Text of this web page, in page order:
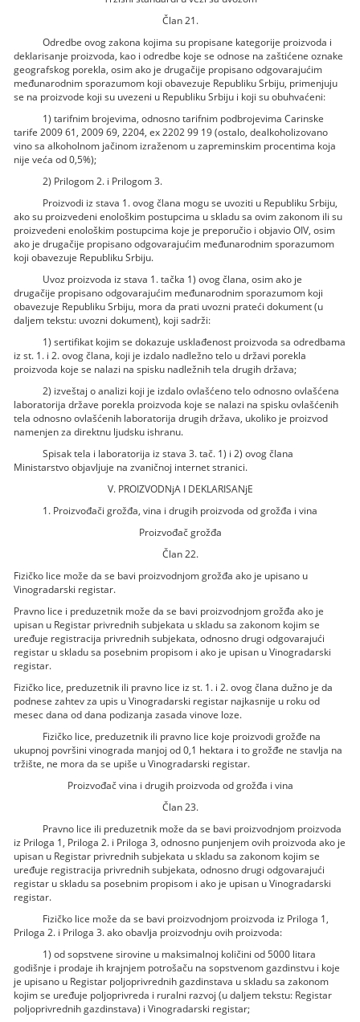
Član 21.
Odredbe ovog zakona kojima su propisane kategorije proizvoda i
deklarisanje proizvoda, kao i odredbe koje se odnose na zaštićene oznake
geografskog porekla, osim ako je drugačije propisano odgovarajućim
međunarodnim sporazumom koji obavezuje Republiku Srbiju, primenjuju
se na proizvode koji su uvezeni u Republiku Srbiju i koji su obuhvaćeni:
1) tarifnim brojevima, odnosno tarifnim podbrojevima Carinske
tarife 2009 61, 2009 69, 2204, ex 2202 99 19 (ostalo, dealkoholizovano
vino sa alkoholnom jačinom izraženom u zapreminskim procentima koja
nije veća od 0,5%);
2) Prilogom 2. i Prilogom 3.
Proizvodi iz stava 1. ovog člana mogu se uvoziti u Republiku Srbiju,
ako su proizvedeni enološkim postupcima u skladu sa ovim zakonom ili su
proizvedeni enološkim postupcima koje je preporučio i objavio OIV, osim
ako je drugačije propisano odgovarajućim međunarodnim sporazumom
koji obavezuje Republiku Srbiju.
Uvoz proizvoda iz stava 1. tačka 1) ovog člana, osim ako je
drugačije propisano odgovarajućim međunarodnim sporazumom koji
obavezuje Republiku Srbiju, mora da prati uvozni prateći dokument (u
daljem tekstu: uvozni dokument), koji sadrži:
1) sertifikat kojim se dokazuje usklađenost proizvoda sa odredbama
iz st. 1. i 2. ovog člana, koji je izdalo nadležno telo u državi porekla
proizvoda koje se nalazi na spisku nadležnih tela drugih država;
2) izveštaj o analizi koji je izdalo ovlašćeno telo odnosno ovlašćena
laboratorija države porekla proizvoda koje se nalazi na spisku ovlašćenih
tela odnosno ovlašćenih laboratorija drugih država, ukoliko je proizvod
namenjen za direktnu ljudsku ishranu.
Spisak tela i laboratorija iz stava 3. tač. 1) i 2) ovog člana
Ministarstvo objavljuje na zvaničnoj internet stranici.
V. PROIZVODNjA I DEKLARISANjE
1. Proizvođači grožđa, vina i drugih proizvoda od grožđa i vina
Proizvođač grožđa
Član 22.
Fizičko lice može da se bavi proizvodnjom grožđa ako je upisano u
Vinogradarski registar.
Pravno lice i preduzetnik može da se bavi proizvodnjom grožđa ako je
upisan u Registar privrednih subjekata u skladu sa zakonom kojim se
uređuje registracija privrednih subjekata, odnosno drugi odgovarajući
registar u skladu sa posebnim propisom i ako je upisan u Vinogradarski
registar.
Fizičko lice, preduzetnik ili pravno lice iz st. 1. i 2. ovog člana dužno je da
podnese zahtev za upis u Vinogradarski registar najkasnije u roku od
mesec dana od dana podizanja zasada vinove loze.
Fizičko lice, preduzetnik ili pravno lice koje proizvodi grožđe na
ukupnoj površini vinograda manjoj od 0,1 hektara i to grožđe ne stavlja na
tržište, ne mora da se upiše u Vinogradarski registar.
Proizvođač vina i drugih proizvoda od grožđa i vina
Član 23.
Pravno lice ili preduzetnik može da se bavi proizvodnjom proizvoda
iz Priloga 1, Priloga 2. i Priloga 3, odnosno punjenjem ovih proizvoda ako je
upisan u Registar privrednih subjekata u skladu sa zakonom kojim se
uređuje registracija privrednih subjekata, odnosno drugi odgovarajući
registar u skladu sa posebnim propisom i ako je upisan u Vinogradarski
registar.
Fizičko lice može da se bavi proizvodnjom proizvoda iz Priloga 1,
Priloga 2. i Priloga 3. ako obavlja proizvodnju ovih proizvoda:
1) od sopstvene sirovine u maksimalnoj količini od 5000 litara
godišnje i prodaje ih krajnjem potrošaču na sopstvenom gazdinstvu i koje
je upisano u Registar poljoprivrednih gazdinstava u skladu sa zakonom
kojim se uređuje poljoprivreda i ruralni razvoj (u daljem tekstu: Registar
poljoprivrednih gazdinstava) i Vinogradarski registar;